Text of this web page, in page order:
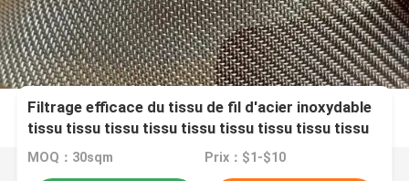
Filtrage efficace du tissu de fil d'acier inoxydable
tissu tissu tissu tissu tissu tissu tissu tissu tissu
tissu tissu tissu tissu tissu tissu tissu tissu tissu
tissu tissu tissu tissu tissu tissu tissu tissu tissu
MOQ：30sqm Prix：$1-$10